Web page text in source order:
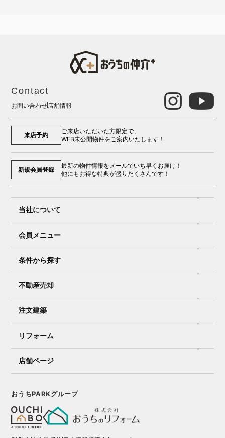
Contact
お問い合わせ店舗情報
来店予約
ご来店いただいた方限定で、
WEB未公開物件をご案内いたします！
新規会員登録
最新の物件情報をメールでいち早くお届け！
他にもお得な特典が盛りだくさんです！
当社について
会員メニュー
条件から探す
不動産売却
注文建築
リフォーム
店舗ページ
おうちPARKグループ